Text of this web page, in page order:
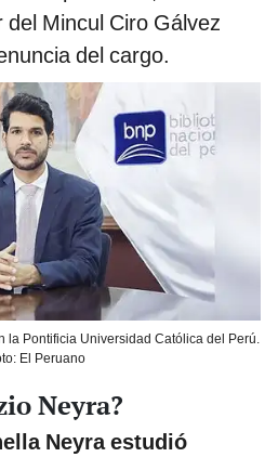
Mincul Ciro Gálvez
del cargo.
la Pontificia Universidad Católica del Perú.
El Peruano
Neyra?
Neyra estudió